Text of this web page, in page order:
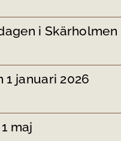
i Skärholmen
januari 2026
maj